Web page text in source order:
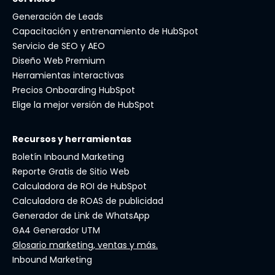
Generación de Leads
Capacitación y entrenamiento de HubSpot
Servicio de SEO y AEO
Diseño Web Premium
Herramientas interactivas
Precios Onboarding HubSpot
Elige la mejor versión de HubSpot
Recursos y herramientas
Boletín Inbound Marketing
Reporte Gratis de Sitio Web
Calculadora de ROI de HubSpot
Calculadora de ROAS de publicidad
Generador de Link de WhatsApp
GA4 Generador UTM
Glosario marketing, ventas y más.
Inbound Marketing